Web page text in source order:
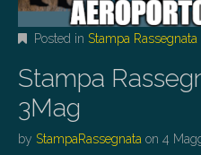
Posted in Stampa Rassegnata
Stampa
3Mag
by StampaRassegnata on 4